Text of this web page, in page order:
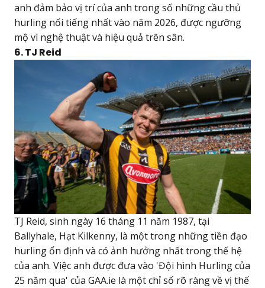
anh đảm bảo vị trí của anh trong số những cầu thủ
hurling nổi tiếng nhất vào năm 2026, được ngưỡng
mộ vì nghệ thuật và hiệu quả trên sân.
6. TJ Reid
TJ Reid, sinh ngày 16 tháng 11 năm 1987, tại
Ballyhale, Hạt Kilkenny, là một trong những tiền đạo
hurling ổn định và có ảnh hưởng nhất trong thế hệ
của anh. Việc anh được đưa vào 'Đội hình Hurling của
25 năm qua' của GAA.ie là một chỉ số rõ ràng về vị thế